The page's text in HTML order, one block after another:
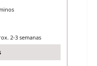
2-3 semanas